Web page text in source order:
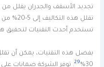
تجديد الأسقف والجدران يقلل من
تقلل هذه التكاليف إلى 5-20% من إجمالي تكلفة المشروع
تستخدم أحدث التقنيات لتحقيق
بفضل هذه التقنيات، يمكن أن
30%
29. توفر الشركة ضمانات على